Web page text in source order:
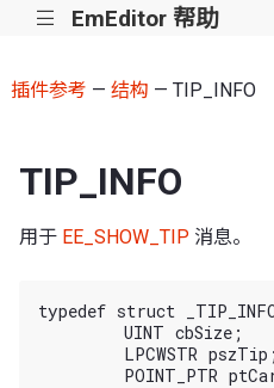
||| EmEditor 帮助
插件参考 — 结构 — TIP_INFO
TIP_INFO
用于 EE_SHOW_TIP 消息。
typedef struct